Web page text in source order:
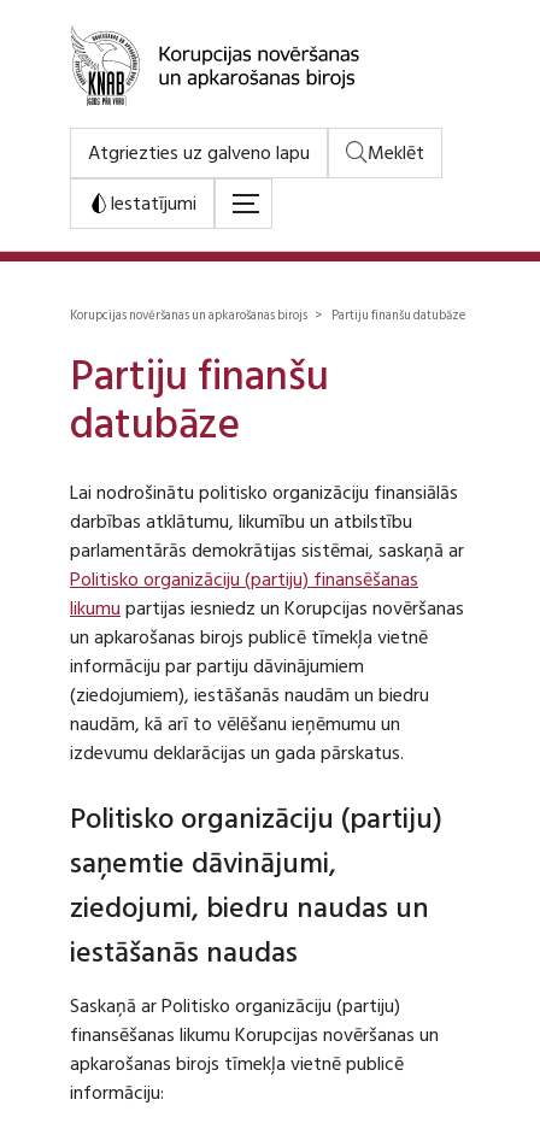
Atgriezties uz galveno lapu
Meklēt
Iestatījumi
Korupcijas novēršanas un apkarošanas birojs > Partiju finanšu datubāze
Partiju finanšu
datubāze
Lai nodrošinātu politisko organizāciju finansiālās
darbības atklātumu, likumību un atbilstību
parlamentārās demokrātijas sistēmai, saskaņā ar
Politisko organizāciju (partiju) finansēšanas
likumupartijas iesniedz un Korupcijas novēršanas
un apkarošanas birojs publicē tīmekļa vietnē
informāciju par partiju dāvinājumiem
(ziedojumiem), iestāšanās naudām un biedru
naudām, kā arī to vēlēšanu ieņēmumu un
izdevumu deklarācijas un gada pārskatus.
Politisko organizāciju (partiju)
saņemtie dāvinājumi,
ziedojumi, biedru naudas un
iestāšanās naudas
Saskaņā ar Politisko organizāciju (partiju)
finansēšanas likumu Korupcijas novēršanas un
apkarošanas birojs tīmekļa vietnē publicē
informāciju: